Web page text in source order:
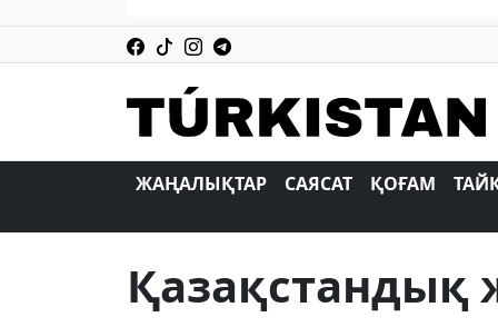
ЖАҢАЛЫҚТАР САЯСАТ ҚОҒАМ
Қазақстандық